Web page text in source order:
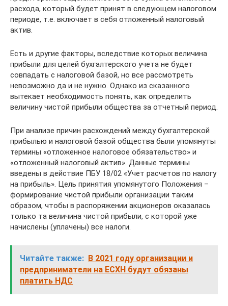
расхода, который будет принят в следующем налоговом
периоде, т.е. включает в себя отложенный налоговый
актив.
Есть и другие факторы, вследствие которых величина
прибыли для целей бухгалтерского учета не будет
совпадать с налоговой базой, но все рассмотреть
невозможно да и не нужно. Однако из сказанного
вытекает необходимость ­понять, как определить
величину чистой прибыли общества за отчетный период.
При анализе причин расхождений между бухгалтерской
прибылью и налоговой базой общества были упомянуты
термины «отложенное налоговое обязательство» и
«отложенный налоговый актив». Данные термины
введены в действие ПБУ 18/02 «Учет расчетов по налогу
на прибыль». Цель принятия упомянутого Положения –
формирование чистой прибыли организации таким
образом, чтобы в распоряжении акционеров оказалась
только та величина чистой прибыли, с которой уже
начислены (уплачены) все налоги.
Читайте также: В 2021 году организации и
предприниматели на ЕСХН будут обязаны
платить НДС